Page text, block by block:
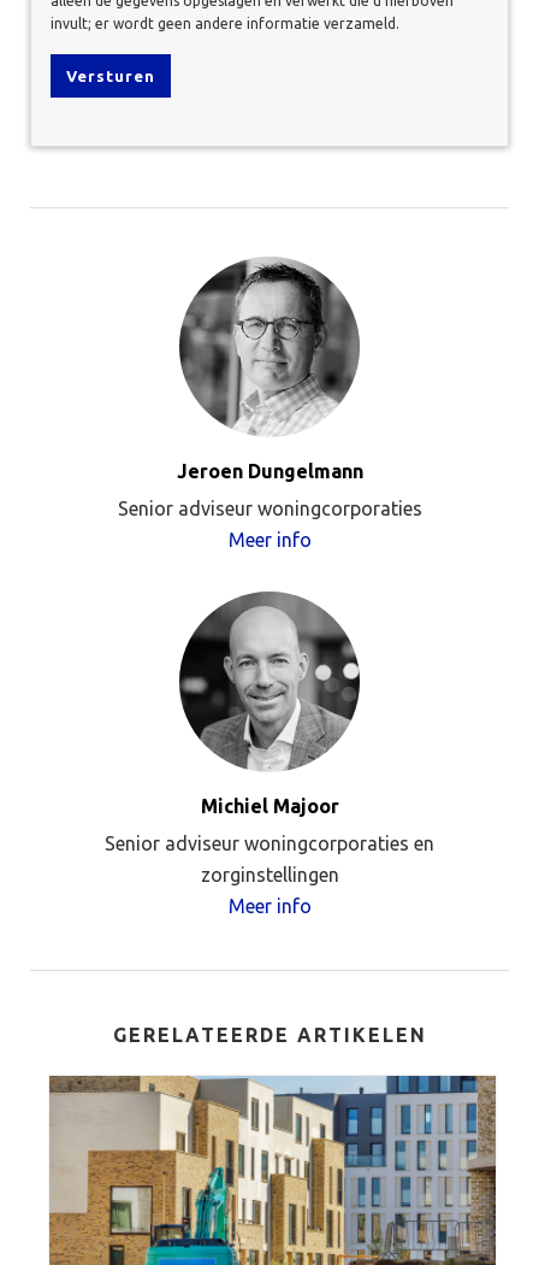
invult; er wordt geen andere informatie verzameld.
Jeroen Dungelmann
Senior adviseur woningcorporaties
Meer info
Michiel Majoor
Senior adviseur woningcorporaties en
zorginstellingen
Meer info
GERELATEERDE ARTIKELEN